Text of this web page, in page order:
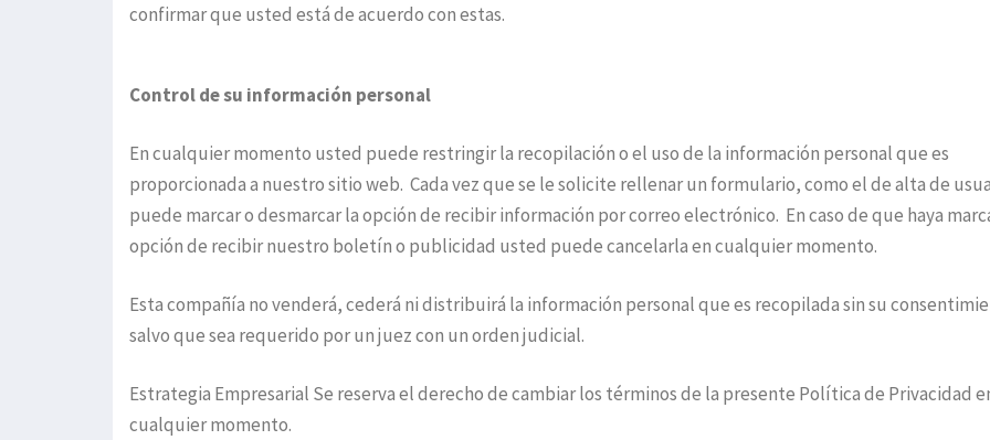
confirmar que usted está de acuerdo con estas.
Control de su información personal
En cualquier momento usted puede restringir la recopilación o el uso de la información personal que es
proporcionada a nuestro sitio web. Cada vez que se le solicite rellenar un formulario, como el de alta de
puede marcar o desmarcar la opción de recibir información por correo electrónico. En caso de que haya
opción de recibir nuestro boletín o publicidad usted puede cancelarla en cualquier momento.
Esta compañía no venderá, cederá ni distribuirá la información personal que es recopilada sin su
salvo que sea requerido por un juez con un orden judicial.
Estrategia Empresarial Se reserva el derecho de cambiar los términos de la presente Política de Privacidad
cualquier momento.